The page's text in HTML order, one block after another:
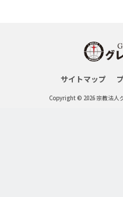
サイトマップ
Copyright © 2026 宗教法人